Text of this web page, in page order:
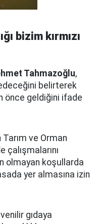
bizim kırmızı
Tahmazoğlu,
belirterek
önce geldiğini ifade
ve Orman
olmayan koşullarda
yer almasına izin
gıdaya